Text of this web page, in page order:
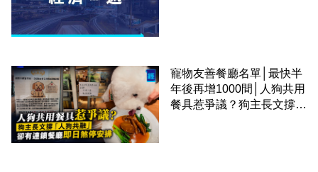
寵物友善餐廳名單│最快半
年後再增1000間│人狗共用
餐具惹爭議？狗主長文撐